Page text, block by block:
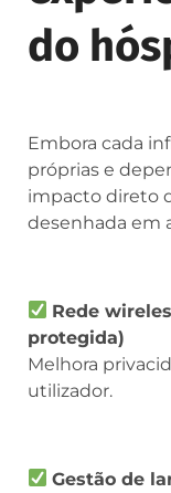
do
Embora cada
próprias e
impacto direto
desenhada em
Rede
protegida)
Melhora
utilizador.
Gestão de